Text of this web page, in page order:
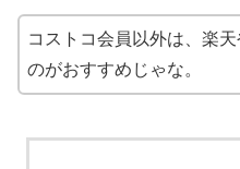
コストコ会員以外は、楽
のがおすすめじゃな。